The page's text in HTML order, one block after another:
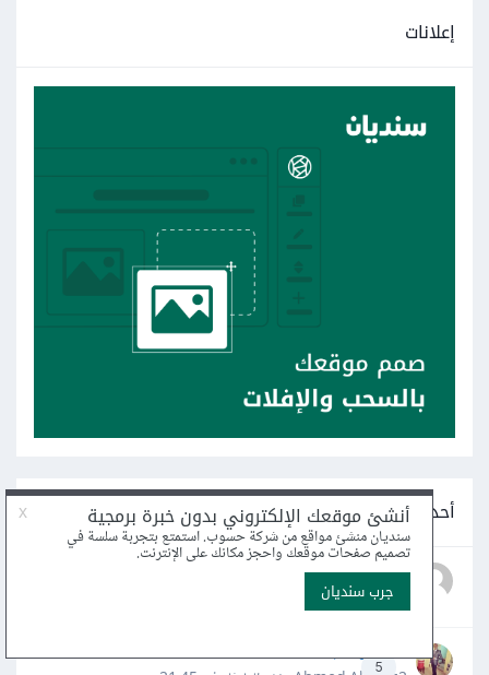
إعلانات
أحدث أسئلة البرمجة
3
هل أستطيع العمل عند الإنتهاء من قسم تحليل البيانات؟
عرفه جابر المنشاوي · نشر
5
سؤال عن تعلم البرمجه